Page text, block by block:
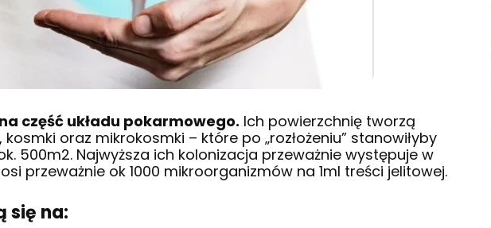
część układu pokarmowego. Ich powierzchnię tworzą
oraz mikrokosmki – które po „rozłożeniu” stanowiłyby
500m2. Najwyższa ich kolonizacja przeważnie występuje w
przeważnie ok 1000 mikroorganizmów na 1ml treści jelitowej.
się na: